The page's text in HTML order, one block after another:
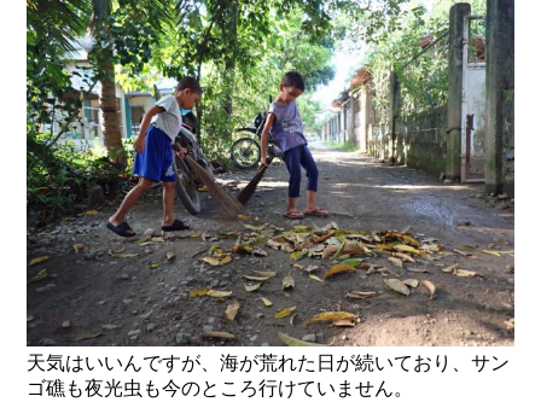
天気はいいんですが、海が荒れた日が続いており、サン
ゴ礁も夜光虫も今のところ行けていません。